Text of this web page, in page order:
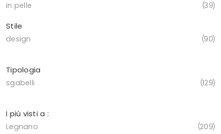
in pelle 39
Stile
design 90
Tipologia
sgabelli 129
I più visti a :
Legnano
209